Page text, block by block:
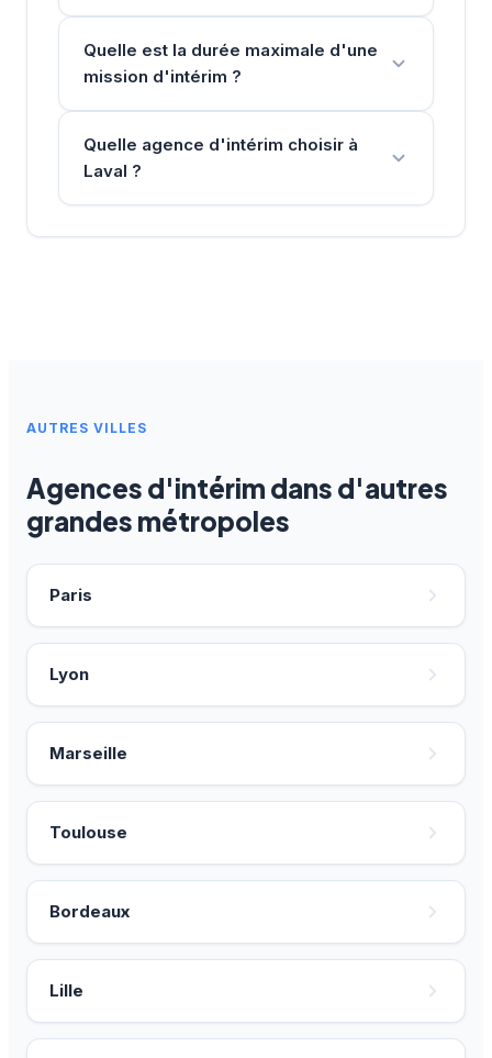
Quelle est la durée maximale d'une
mission d'intérim ?
Quelle agence d'intérim choisir à
Laval ?
AUTRES VILLES
Agences d'intérim dans d'autres
grandes métropoles
Paris
Lyon
Marseille
Toulouse
Bordeaux
Lille